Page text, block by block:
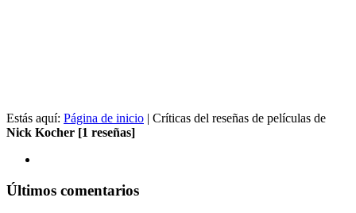
Estás aquí: Página de inicio | Críticas del reseñas de películas de
Nick Kocher [1 reseñas]
Últimos comentarios